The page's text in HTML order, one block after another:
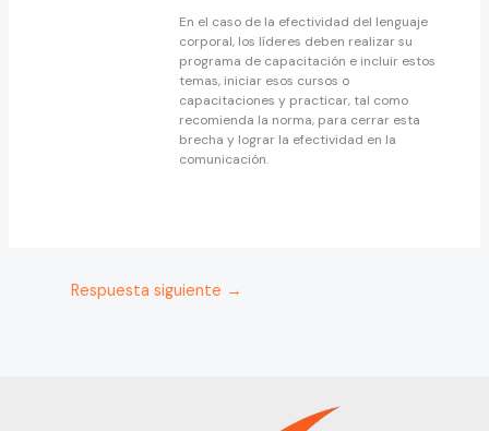
En el caso de la efectividad del lenguaje
corporal, los líderes deben realizar su
programa de capacitación e incluir estos
temas, iniciar esos cursos o
capacitaciones y practicar, tal como
recomienda la norma, para cerrar esta
brecha y lograr la efectividad en la
comunicación.
Respuesta siguiente →